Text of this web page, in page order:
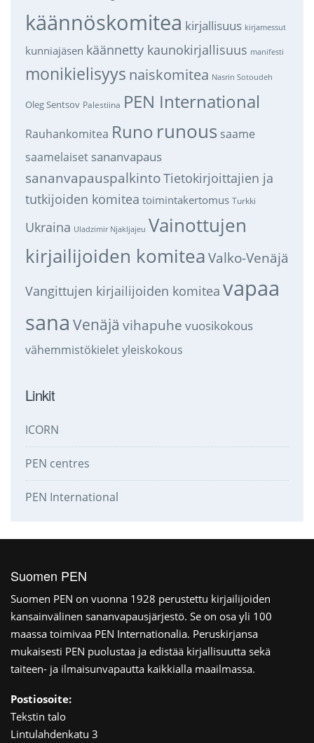
käännöskomitea kirjallisuus kirjamessut
kunniajäsen käännetty kaunokirjallisuus manifesti
monikielisyys naiskomitea Nasrin Sotoudeh
Oleg Sentsov Palestiina PEN International
Rauhankomitea Runo runous saame
saamelaiset sananvapaus
sananvapauspalkintoTietokirjoittajien ja
tutkijoiden komitea toimintakertomus Turkki
Ukraina Uladzimir Njakljajeu Vainottujen
kirjailijoiden komitea Valko-Venäjä
Vangittujen kirjailijoiden komitea vapaa
sana Venäjä vihapuhe vuosikokous
vähemmistökieletyleiskokous
Linkit
ICORN
PEN centres
PEN International
Suomen PEN
Suomen PEN on vuonna 1928 perustettu kirjailijoiden
kansainvälinen sananvapausjärjestö. Se on osa yli 100
maassa toimivaa PEN Internationalia. Peruskirjansa
mukaisesti PEN puolustaa ja edistää kirjallisuutta sekä
taiteen- ja ilmaisunvapautta kaikkialla maailmassa.
Postiosoite:
Tekstin talo
Lintulahdenkatu 3